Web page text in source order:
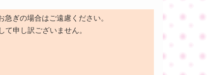
ぎの場合はご遠慮ください。
申し訳ございません。